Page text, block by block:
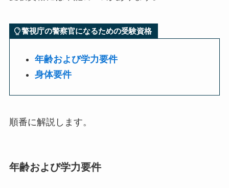
警視庁の警察官になるための受験資格
年齢および学力要件
身体要件
順番に解説します。
年齢および学力要件